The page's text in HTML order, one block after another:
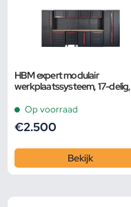
HBM expert modulair
werkplaatssysteem, 17-delig,
Op voorraad
€2.500
Bekijk